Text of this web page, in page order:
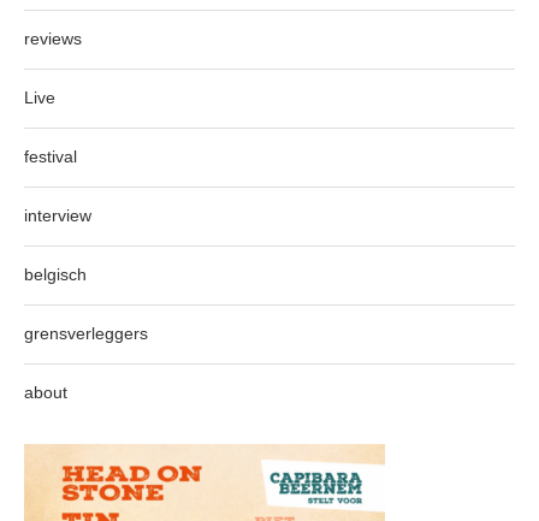
reviews
Live
festival
interview
belgisch
grensverleggers
about